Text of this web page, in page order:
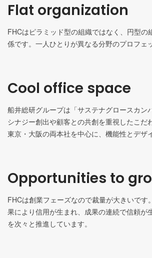
Flat organization
FHCはピラミッド型の組織ではなく、円型
係です。一人ひとりが異なる分野のプロフェ
Cool office space
船井総研グループは「サステナグロースカン
シナジー創出や顧客との共創を重視したこだ
東京・大阪の両本社を中心に、機能性とデザ
Opportunities to
FHCは創業フェーズなので裁量が大きいで
果により信用が生まれ、成果の連続で信頼が
を次々と推進しています。